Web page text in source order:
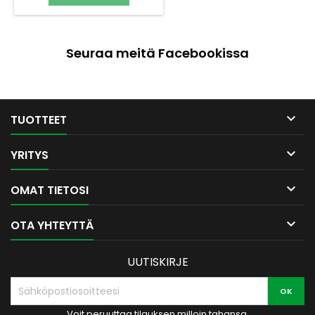
omavalintaiseen tekstiin. -
Pyydä tarjous
esimerkiksi yrityksellesi.
Seuraa meitä Facebookissa
TUOTTEET 
YRITYS 
OMAT TIETOSI 
OTA YHTEYTTÄ 
UUTISKIRJE